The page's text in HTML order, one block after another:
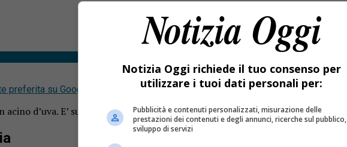
preferita su Google
d’uva. E’ successo a Milano.
Notizia Oggi richiede il tuo consenso per
utilizzare i tuoi dati personali per:
Pubblicità e contenuti personalizzati, misurazione delle
prestazioni dei contenuti e degli annunci, ricerche sul pubblico,
sviluppo di servizi